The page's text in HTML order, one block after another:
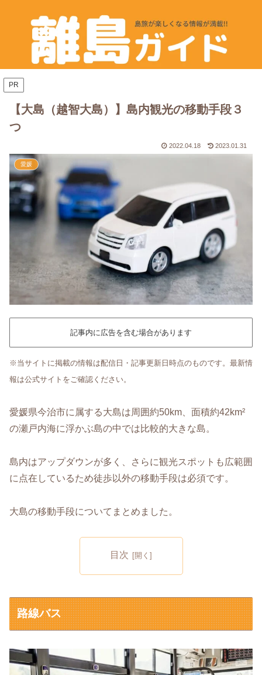
PR
【大島（越智大島）】島内観光の移動手段３
つ
2022.04.18 2023.01.31
愛媛
記事内に広告を含む場合があります
※当サイトに掲載の情報は配信日・記事更新日時点のものです。最新情
報は公式サイトをご確認ください。
愛媛県今治市に属する大島は周囲約50km、面積約42km²
の瀬戸内海に浮かぶ島の中では比較的大きな島。
島内はアップダウンが多く、さらに観光スポットも広範囲
に点在しているため徒歩以外の移動手段は必須です。
大島の移動手段についてまとめました。
目次
路線バス